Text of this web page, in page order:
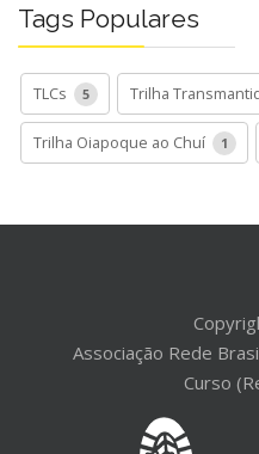
Tags Populares
TLCs 5 Trilha
Trilha Oiapoque ao Chuí 1
Associação Rede
Curso